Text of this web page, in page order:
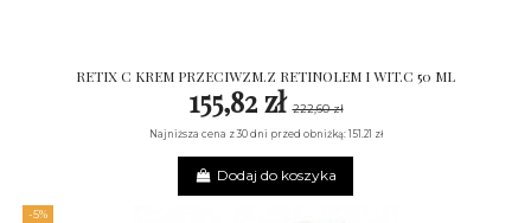
RETIX C KREM PRZECIWZM.Z RETINOLEM I WIT.C 50 ML
155,82 zł222,60 zł
Najniższa cena z 30 dni przed obniżką: 151.21 zł
Dodaj do koszyka
-5%